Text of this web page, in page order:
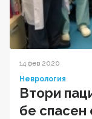
14 фев 2020
Неврология
Втори
бе